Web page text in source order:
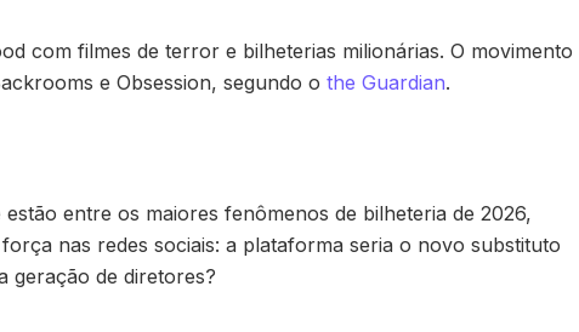
com filmes de terror e bilheterias milionárias. O movimento
e Obsession, segundo o the Guardian.
entre os maiores fenômenos de bilheteria de 2026,
nas redes sociais: a plataforma seria o novo substituto
geração de diretores?